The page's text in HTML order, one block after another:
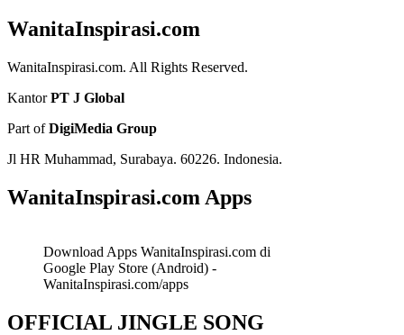
WanitaInspirasi.com
WanitaInspirasi.com. All Rights Reserved.
KantorPT J Global
Part ofDigiMedia Group
Jl HR Muhammad, Surabaya. 60226. Indonesia.
WanitaInspirasi.com Apps
Download Apps WanitaInspirasi.com di
Google Play Store (Android) -
WanitaInspirasi.com/apps
OFFICIAL JINGLE SONG